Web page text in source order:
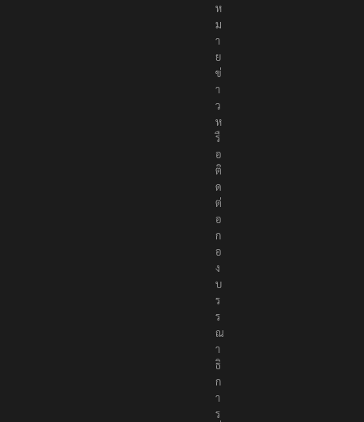
ห
ม
า
ย
ข่
า
ว
ห
รื
อ
ติ
ด
ต่
อ
ก
อ
ง
บ
ร
ร
ณ
า
ธิ
ก
า
ร